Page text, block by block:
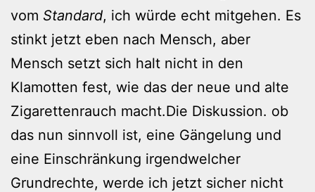
vom Standard, ich würde echt mitgehen. Es
stinkt jetzt eben nach Mensch, aber
Mensch setzt sich halt nicht in den
Klamotten fest, wie das der neue und alte
Zigarettenrauch macht.Die Diskussion. ob
das nun sinnvoll ist, eine Gängelung und
eine Einschränkung irgendwelcher
Grundrechte, werde ich jetzt sicher nicht